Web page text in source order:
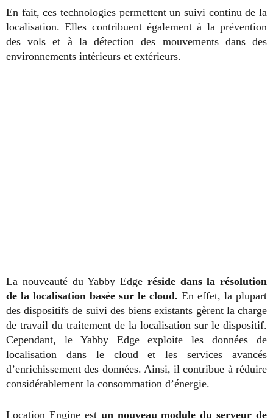
En fait, ces technologies permettent un suivi continu de la
localisation. Elles contribuent également à la prévention
des vols et à la détection des mouvements dans des
environnements intérieurs et extérieurs.
La nouveauté du Yabby Edge réside dans la résolution
de la localisation basée sur le cloud. En effet, la plupart
des dispositifs de suivi des biens existants gèrent la charge
de travail du traitement de la localisation sur le dispositif.
Cependant, le Yabby Edge exploite les données de
localisation dans le cloud et les services avancés
d’enrichissement des données. Ainsi, il contribue à réduire
considérablement la consommation d’énergie.
Location Engine est un nouveau module du serveur de